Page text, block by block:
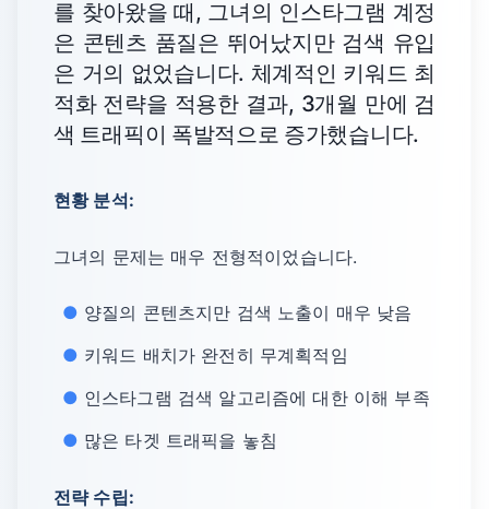
를 찾아왔을 때, 그녀의 인스타그램 계정
은 콘텐츠 품질은 뛰어났지만 검색 유입
은 거의 없었습니다. 체계적인 키워드 최
적화 전략을 적용한 결과, 3개월 만에 검
색 트래픽이 폭발적으로 증가했습니다.
현황 분석:
그녀의 문제는 매우 전형적이었습니다.
양질의 콘텐츠지만 검색 노출이 매우 낮음
키워드 배치가 완전히 무계획적임
인스타그램 검색 알고리즘에 대한 이해 부족
많은 타겟 트래픽을 놓침
전략 수립: